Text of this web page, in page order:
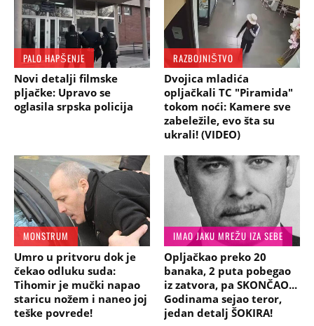
PALO HAPŠENJE
Novi detalji filmske
pljačke: Upravo se
oglasila srpska policija
RAZBOJNIŠTVO
Dvojica mladića
opljačkali TC "Piramida"
tokom noći: Kamere sve
zabeležile, evo šta su
ukrali! (VIDEO)
MONSTRUM
Umro u pritvoru dok je
čekao odluku suda:
Tihomir je mučki napao
staricu nožem i naneo joj
teške povrede!
IMAO JAKU MREŽU IZA SEBE
Opljačkao preko 20
banaka, 2 puta pobegao
iz zatvora, pa SKONČAO...
Godinama sejao teror,
jedan detalj ŠOKIRA!